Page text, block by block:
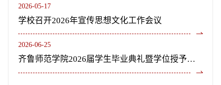
2026-05-17
学校召开2026年宣传思想文化工作会议
2026-06-25
齐鲁师范学院2026届学生毕业典礼暨学位授予仪式隆重举行